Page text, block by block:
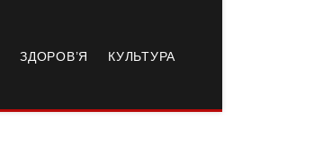
ЗДОРОВ’Я КУЛЬТУРА